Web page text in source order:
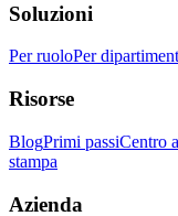
Soluzioni
Per ruoloPer
Risorse
BlogPrimi passiCentro
stampa
Azienda